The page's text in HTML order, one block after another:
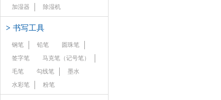
加湿器 除湿机
> 书写工具
钢笔 铅笔
圆珠笔
签字笔
马克笔（记号笔）
毛笔
勾线笔
墨水
水彩笔
粉笔